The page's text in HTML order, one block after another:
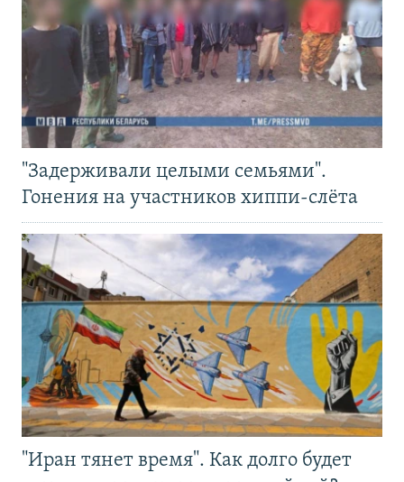
"Задерживали целыми семьями".
Гонения на участников хиппи-слёта
"Иран тянет время". Как долго будет